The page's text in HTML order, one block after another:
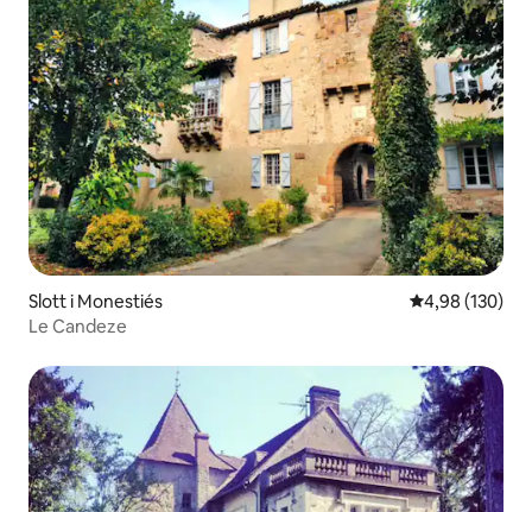
Slott i Monestiés 4,98 av 5 i
4,98 (130)
Le Candeze